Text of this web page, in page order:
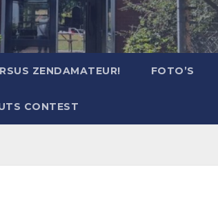
ZENDAMATEUR! FOTO’S
CONTEST